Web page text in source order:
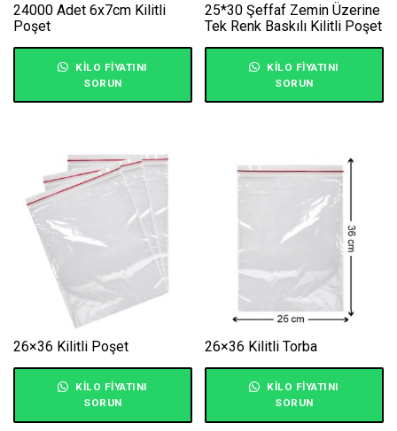
24000 Adet 6x7cm Kilitli
Poşet
KILO FIYATINI
SORUN
25*30 Şeffaf Zemin Üzerine
Tek Renk Baskılı Kilitli Poşet
KILO FIYATINI
SORUN
26×36 Kilitli Poşet
KILO FIYATINI
SORUN
26×36 Kilitli Torba
KILO FIYATINI
SORUN